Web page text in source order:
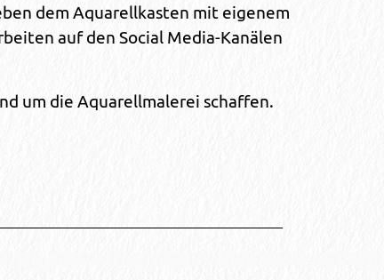
dem Aquarellkasten mit eigenem
auf den Social Media-Kanälen
um die Aquarellmalerei schaffen.